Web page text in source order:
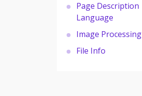
Page Description
Language
Image Processing
File Info